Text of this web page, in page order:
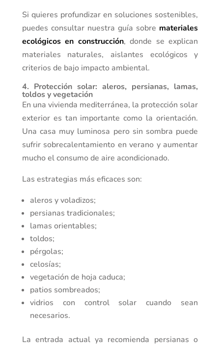
Si quieres profundizar en soluciones sostenibles,
puedes consultar nuestra guía sobre materiales
ecológicos en construcción, donde se explican
materiales naturales, aislantes ecológicos y
criterios de bajo impacto ambiental.
4. Protección solar: aleros, persianas, lamas,
toldos y vegetación
En una vivienda mediterránea, la protección solar
exterior es tan importante como la orientación.
Una casa muy luminosa pero sin sombra puede
sufrir sobrecalentamiento en verano y aumentar
mucho el consumo de aire acondicionado.
Las estrategias más eficaces son:
aleros y voladizos;
persianas tradicionales;
lamas orientables;
toldos;
pérgolas;
celosías;
vegetación de hoja caduca;
patios sombreados;
vidrios con control solar cuando sean
necesarios.
La entrada actual ya recomienda persianas o